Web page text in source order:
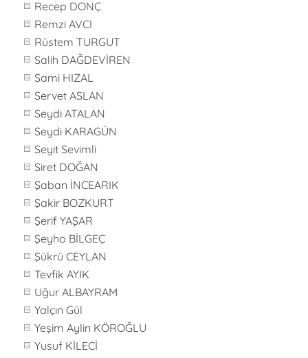
Recep DONÇ
Remzi AVCI
Rüstem TURGUT
Salih DAĞDEVİREN
Sami HIZAL
Servet ASLAN
Seydi ATALAN
Seydi KARAGÜN
Seyit Sevimli
Siret DOĞAN
Şaban İNCEARIK
Şakir BOZKURT
Şerif YAŞAR
Şeyho BİLGEÇ
Şükrü CEYLAN
Tevfik AYIK
Uğur ALBAYRAM
Yalçın Gül
Yeşim Aylin KÖROĞLU
Yusuf KİLECİ